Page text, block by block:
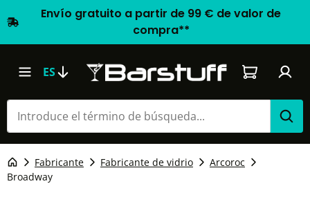
Envío gratuito a partir de 99 € de valor de
compra**
ES El carrito
Fabricante Fabricante de vidrio
Arcoroc
Broadway